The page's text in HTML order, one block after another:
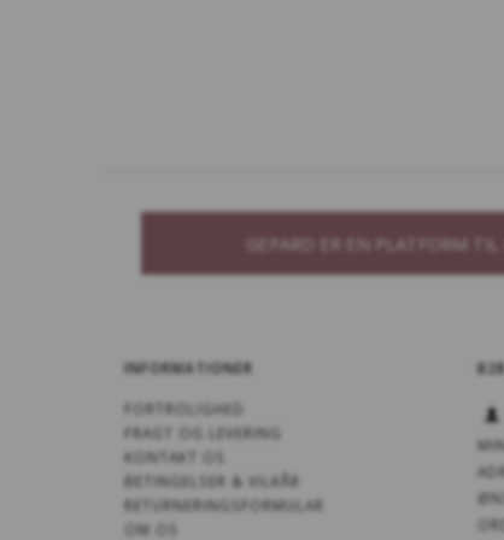
GEPARD ER EN PLATFORM
INFORMATIONER
FORTROLIGHED
FRAGT OG LEVERING
KONTAKT OS
BETINGELSER & VILKÅR
RETURNERINGSFORMULAR
OM OS